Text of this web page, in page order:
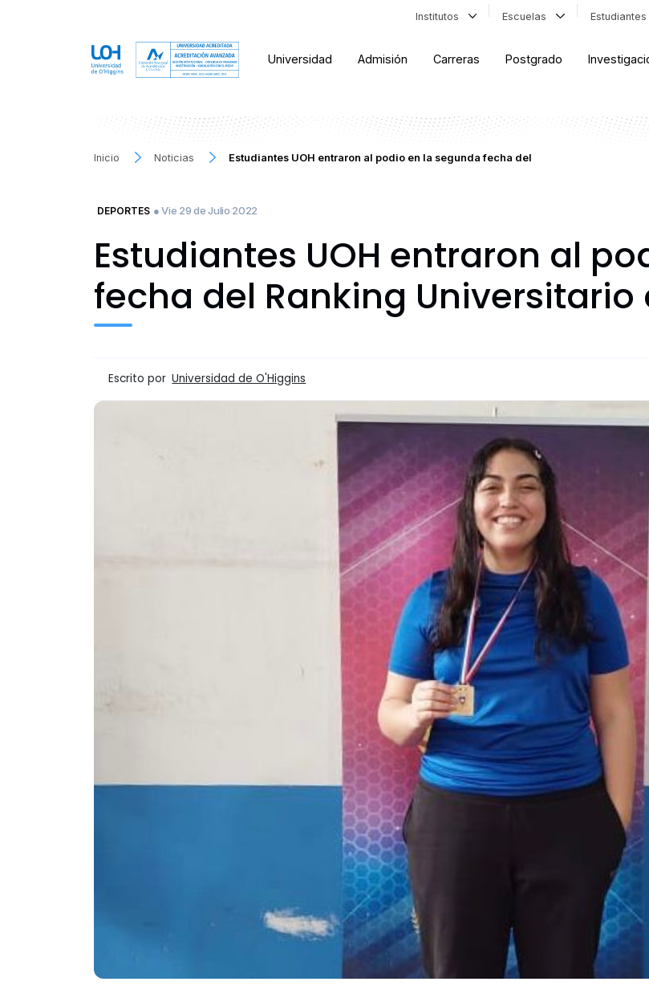
Institutos Escuelas Estudiantes
Universidad Admisión Carreras Postgrado
Inicio Noticias Estudiantes UOH entraron al podio en la segunda fecha del
DEPORTES ● Vie 29 de Julio 2022
Estudiantes UOH entraron al
fecha del Ranking Universitario
Escrito por Universidad de O'Higgins